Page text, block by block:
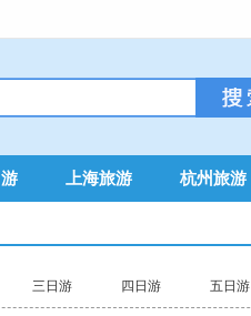
上海旅游 杭州旅游
三日游 四日游 五日游